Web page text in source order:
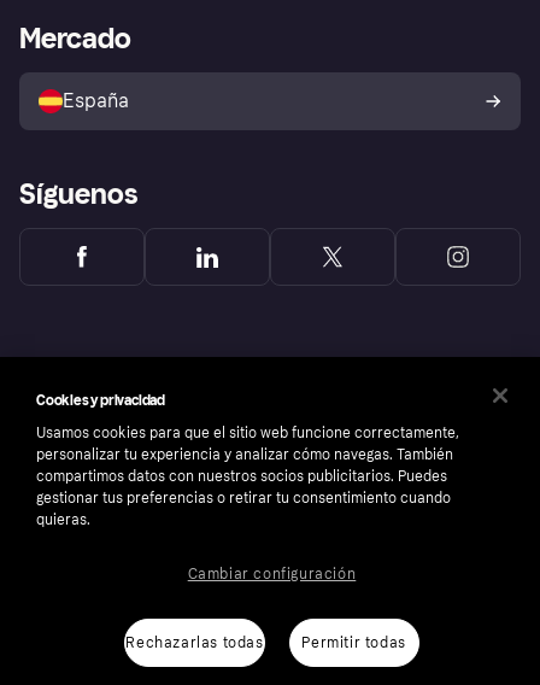
Directorio de tiendas
Política de protección al
comprador de Klarna
Reclamaciones
Acceso empresas
Mercado
España
Síguenos
Copyright © 2005-2026 Klarna Bank AB (publ). Sede central: Stockholm, Sweden. Todos
los derechos reservados. Klarna Bank AB (publ). Sveavägen 46, 111 34 Stockholm.
Aviso Sobre CookiesKlarna.com
Cookies y privacidad
Usamos cookies para que el sitio web funcione correctamente,
personalizar tu experiencia y analizar cómo navegas. También
compartimos datos con nuestros socios publicitarios. Puedes
gestionar tus preferencias o retirar tu consentimiento cuando
quieras.
Rechazarlas todas Permitir todas
Cambiar configuración